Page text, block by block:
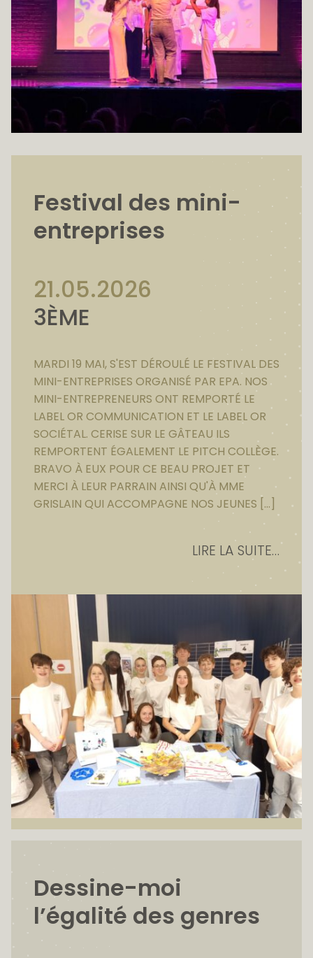
Festival des mini-
entreprises
21.05.2026
3ÈME
MARDI 19 MAI, S'EST DÉROULÉ LE FESTIVAL DES
MINI-ENTREPRISES ORGANISÉ PAR EPA. NOS
MINI-ENTREPRENEURS ONT REMPORTÉ LE
LABEL OR COMMUNICATION ET LE LABEL OR
SOCIÉTAL. CERISE SUR LE GÂTEAU ILS
REMPORTENT ÉGALEMENT LE PITCH COLLÈGE.
BRAVO À EUX POUR CE BEAU PROJET ET
MERCI À LEUR PARRAIN AINSI QU'À MME
GRISLAIN QUI ACCOMPAGNE NOS JEUNES […]
LIRE LA SUITE…
Dessine-moi
l’égalité des genres